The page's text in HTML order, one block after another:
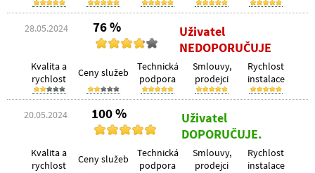
28.05.2024 76 %
Uživatel
NEDOPORUČUJE
Kvalita a
rychlost
Ceny služeb
Technická
podpora
Smlouvy,
prodejci
Rychlost
instalace
20.05.2024 100 %
Uživatel
DOPORUČUJE.
Kvalita a
rychlost
Ceny služeb
Technická
podpora
Smlouvy,
prodejci
Rychlost
instalace